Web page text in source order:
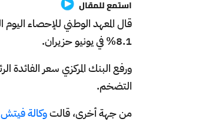
استمع للمقال
8.1% في يونيو حزيران.
التضخم.
من جهة أخرى، قالتوكالة فيتش